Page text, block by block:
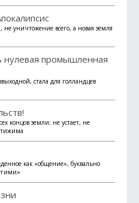
не уничтожение всего, а новая земля
нулевая промышленная
стала для голландцев
концов земли; не устает, не
как «общение», буквально